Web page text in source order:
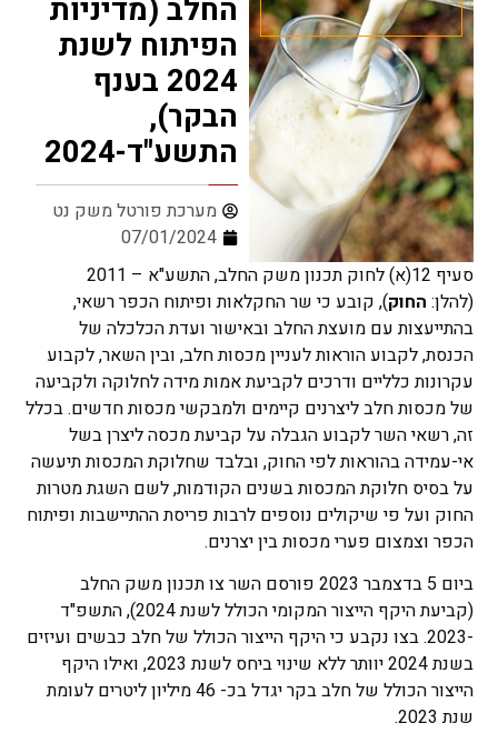
החלב (מדיניות
הפיתוח לשנת
2024 בענף
הבקר),
התשע"ד-2024
מערכת פורטל משק נט
07/01/2024
סעיף 12(א) לחוק תכנון משק החלב, התשע"א – 2011
(להלן: החוק), קובע כי שר החקלאות ופיתוח הכפר רשאי,
בהתייעצות עם מועצת החלב ובאישור ועדת הכלכלה של
הכנסת, לקבוע הוראות לעניין מכסות חלב, ובין השאר, לקבוע
עקרונות כלליים ודרכים לקביעת אמות מידה לחלוקה ולקביעה
של מכסות חלב ליצרנים קיימים ולמבקשי מכסות חדשים. בכלל
זה, רשאי השר לקבוע הגבלה על קביעת מכסה ליצרן בשל
אי-עמידה בהוראות לפי החוק, ובלבד שחלוקת המכסות תיעשה
על בסיס חלוקת המכסות בשנים הקודמות, לשם השגת מטרות
החוק ועל פי שיקולים נוספים לרבות פריסת ההתיישבות ופיתוח
הכפר וצמצום פערי מכסות בין יצרנים.
ביום 5 בדצמבר 2023 פורסם השר צו תכנון משק החלב
(קביעת היקף הייצור המקומי הכולל לשנת 2024), התשפ"ד
-2023. בצו נקבע כי היקף הייצור הכולל של חלב כבשים ועיזים
בשנת 2024 יוותר ללא שינוי ביחס לשנת 2023, ואילו היקף
הייצור הכולל של חלב בקר יגדל בכ- 46 מיליון ליטרים לעומת
שנת 2023.